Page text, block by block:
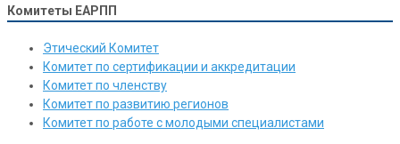
Комитеты ЕАРПП
Этический Комитет
Комитет по сертификации и аккредитации
Комитет по членству
Комитет по развитию регионов
Комитет по работе с молодыми специалистами